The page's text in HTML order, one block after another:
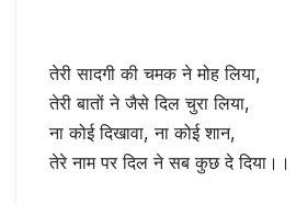
तेरी सादगी की चमक ने मोह लिया,
तेरी बातों ने जैसे दिल चुरा लिया,
ना कोई दिखावा, ना कोई शान,
तेरे नाम पर दिल ने सब कुछ दे दिया।।